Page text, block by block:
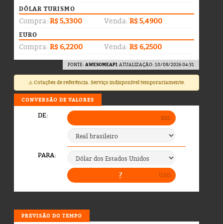
DÓLAR TURISMO
Compra: R$ 5,3300 Venda: R$ 5,4900
EURO
Compra: R$ 6,2200 Venda: R$ 6,2500
FONTE: AWESOMEAPI . ATUALIZAÇÃO: 10/08/2026 04:31
⚠️ Cotações de referência. Serviço indisponível temporariamente.
CONVERSÃO DE VALORES
PREVISÃO DO TEMPO